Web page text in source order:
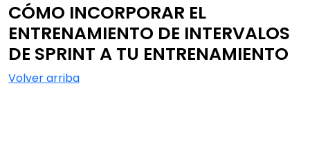
CÓMO INCORPORAR EL
ENTRENAMIENTO DE INTERVALOS
DE SPRINT A TU ENTRENAMIENTO
Volver arriba